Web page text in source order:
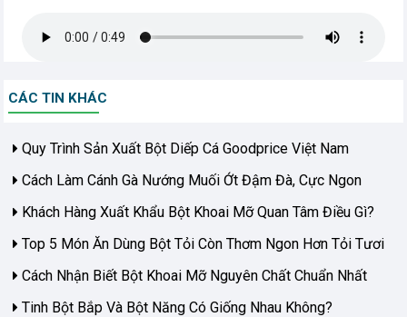
CÁC TIN KHÁC
Quy Trình Sản Xuất Bột Diếp Cá Goodprice Việt Nam
Cách Làm Cánh Gà Nướng Muối Ớt Đậm Đà, Cực Ngon
Khách Hàng Xuất Khẩu Bột Khoai Mỡ Quan Tâm Điều Gì?
Top 5 Món Ăn Dùng Bột Tỏi Còn Thơm Ngon Hơn Tỏi Tươi
Cách Nhận Biết Bột Khoai Mỡ Nguyên Chất Chuẩn Nhất
Tinh Bột Bắp Và Bột Năng Có Giống Nhau Không?